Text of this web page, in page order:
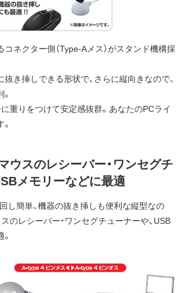
ネクター側（Type-Aメス）がスタンド機構採
き挿しできる形状で、さらに縦向きなので、
重りをつけて安定感抜群。あなたのPCライ
ウスのレシーバー・ワンセグチ
メモリーなどに最適
し簡単、機器の抜き挿しも便利な縦型なの
のレシーバー・ワンセグチューナーや、USB